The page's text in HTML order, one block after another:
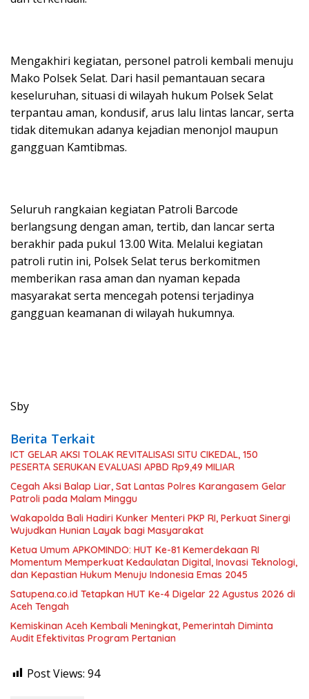
Mengakhiri kegiatan, personel patroli kembali menuju
Mako Polsek Selat. Dari hasil pemantauan secara
keseluruhan, situasi di wilayah hukum Polsek Selat
terpantau aman, kondusif, arus lalu lintas lancar, serta
tidak ditemukan adanya kejadian menonjol maupun
gangguan Kamtibmas.
Seluruh rangkaian kegiatan Patroli Barcode
berlangsung dengan aman, tertib, dan lancar serta
berakhir pada pukul 13.00 Wita. Melalui kegiatan
patroli rutin ini, Polsek Selat terus berkomitmen
memberikan rasa aman dan nyaman kepada
masyarakat serta mencegah potensi terjadinya
gangguan keamanan di wilayah hukumnya.
Sby
Berita Terkait
ICT GELAR AKSI TOLAK REVITALISASI SITU CIKEDAL, 150
PESERTA SERUKAN EVALUASI APBD Rp9,49 MILIAR
Cegah Aksi Balap Liar, Sat Lantas Polres Karangasem Gelar
Patroli pada Malam Minggu
Wakapolda Bali Hadiri Kunker Menteri PKP RI, Perkuat Sinergi
Wujudkan Hunian Layak bagi Masyarakat
Ketua Umum APKOMINDO: HUT Ke-81 Kemerdekaan RI
Momentum Memperkuat Kedaulatan Digital, Inovasi Teknologi,
dan Kepastian Hukum Menuju Indonesia Emas 2045
Satupena.co.id Tetapkan HUT Ke-4 Digelar 22 Agustus 2026 di
Aceh Tengah
Kemiskinan Aceh Kembali Meningkat, Pemerintah Diminta
Audit Efektivitas Program Pertanian
Post Views: 94